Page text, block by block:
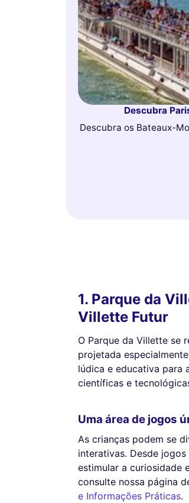
Descubra
Descubra os Bateaux-
1. Parque da
Villette Futur
O Parque da Villette se
projetada
lúdica e educativa para
científicas e
Uma área de jogos
As crianças podem se
interativas. Desde
estimular a curiosidade
consulte nossa página
e Informações Práticas.